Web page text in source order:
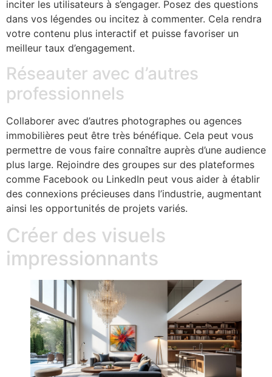
inciter les utilisateurs à s’engager. Posez des questions
dans vos légendes ou incitez à commenter. Cela rendra
votre contenu plus interactif et puisse favoriser un
meilleur taux d’engagement.
Réseauter avec d’autres
professionnels
Collaborer avec d’autres photographes ou agences
immobilières peut être très bénéfique. Cela peut vous
permettre de vous faire connaître auprès d’une audience
plus large. Rejoindre des groupes sur des plateformes
comme Facebook ou LinkedIn peut vous aider à établir
des connexions précieuses dans l’industrie, augmentant
ainsi les opportunités de projets variés.
Créer des visuels
impressionnants